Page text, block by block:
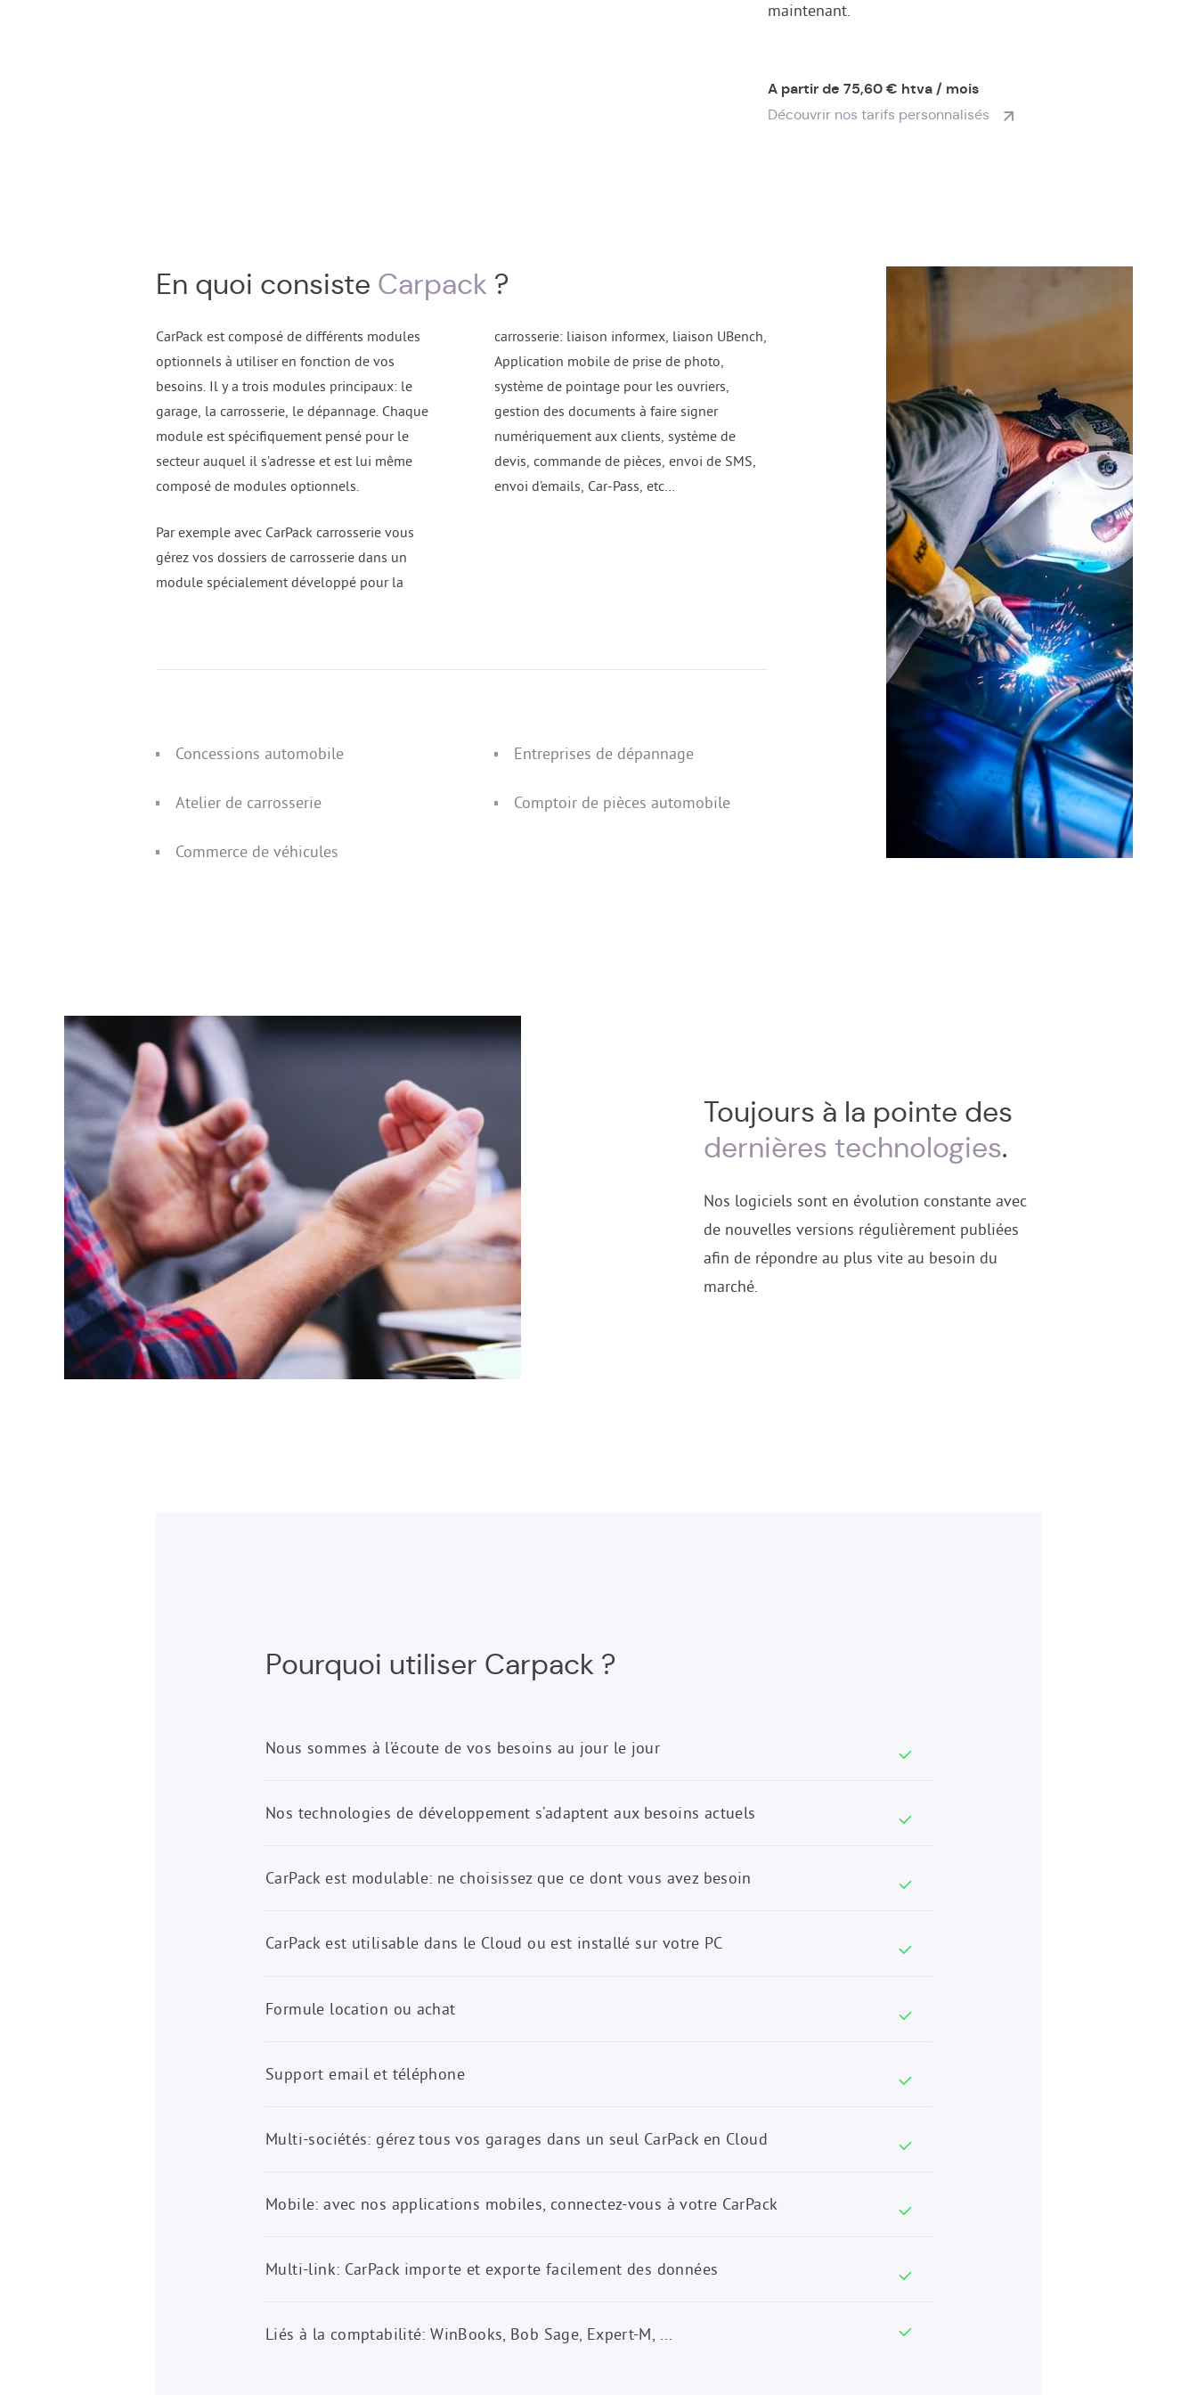
maintenant.
A partir de 75,60 € htva / mois
Découvrir nos tarifs personnalisés
En quoi consiste Carpack ?
CarPack est composé de différents modules
optionnels à utiliser en fonction de vos
besoins. Il y a trois modules principaux: le
garage, la carrosserie, le dépannage. Chaque
module est spécifiquement pensé pour le
secteur auquel il s’adresse et est lui même
composé de modules optionnels.
Par exemple avec CarPack carrosserie vous
gérez vos dossiers de carrosserie dans un
module spécialement développé pour la
carrosserie: liaison informex, liaison UBench,
Application mobile de prise de photo,
système de pointage pour les ouvriers,
gestion des documents à faire signer
numériquement aux clients, système de
devis, commande de pièces, envoi de SMS,
envoi d’emails, Car-Pass, etc…
Concessions automobile
Atelier de carrosserie
Commerce de véhicules
Entreprises de dépannage
Comptoir de pièces automobile
Toujours à la pointe des
dernières technologies.
Nos logiciels sont en évolution constante avec
de nouvelles versions régulièrement publiées
afin de répondre au plus vite au besoin du
marché.
Pourquoi utiliser Carpack ?
Nous sommes à l’écoute de vos besoins au jour le jour
Nos technologies de développement s’adaptent aux besoins actuels
CarPack est modulable: ne choisissez que ce dont vous avez besoin
CarPack est utilisable dans le Cloud ou est installé sur votre PC
Formule location ou achat
Support email et téléphone
Multi-sociétés: gérez tous vos garages dans un seul CarPack en Cloud
Mobile: avec nos applications mobiles, connectez-vous à votre CarPack
Multi-link: CarPack importe et exporte facilement des données
Liés à la comptabilité: WinBooks, Bob Sage, Expert-M, ...